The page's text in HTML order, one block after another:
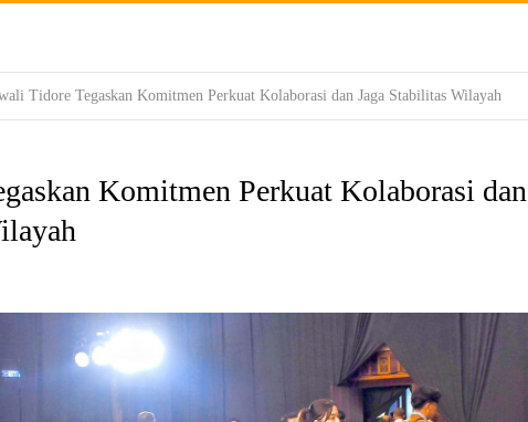
Tidore Tegaskan Komitmen Perkuat Kolaborasi dan Jaga Stabilitas Wilayah
Komitmen Perkuat Kolaborasi dan